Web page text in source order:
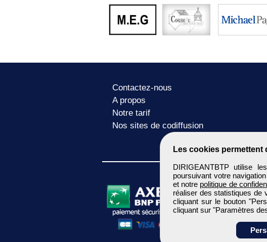
Les cookies
DIRIGEANTBTP utilise
poursuivant votre
et notre politique de
réaliser des statistiques de
cliquant sur le bouton
cliquant sur "Paramètres
Contactez-nous
A propos
Notre tarif
Nos sites de codiffusion